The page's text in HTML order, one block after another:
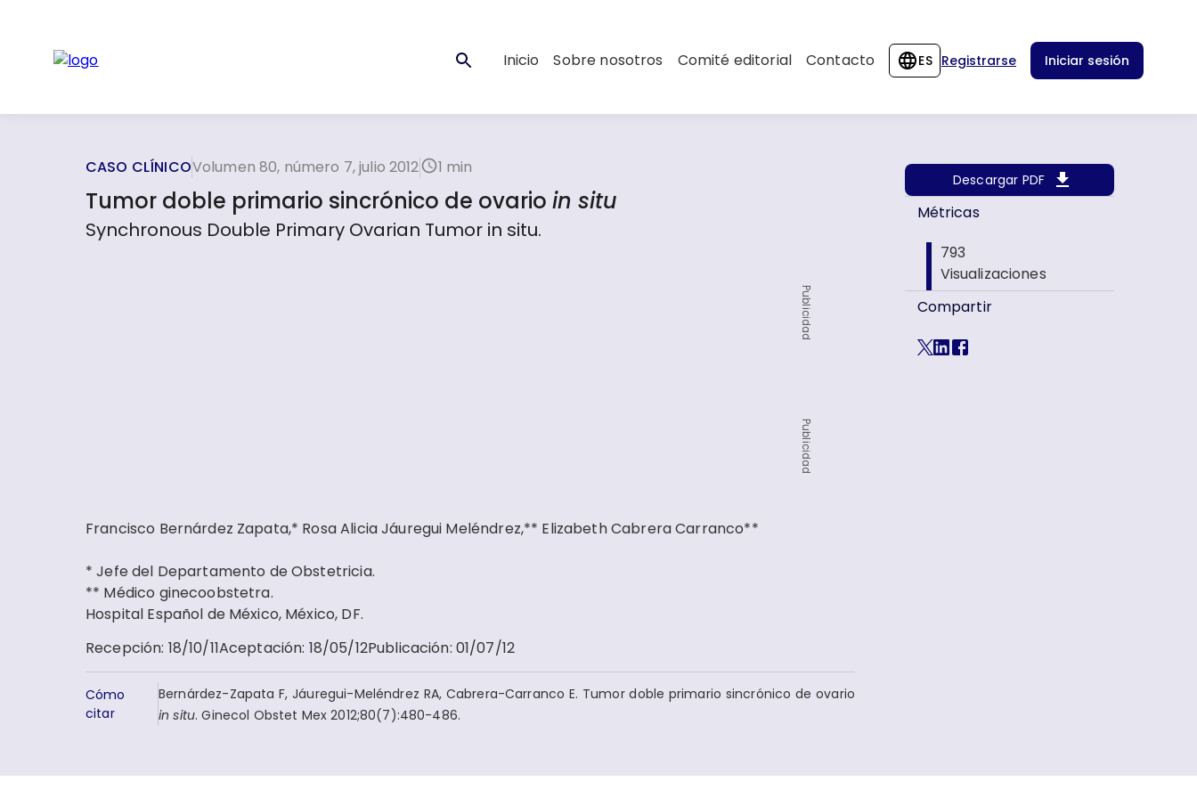
Inicio Sobre nosotros Comité editorial Contacto ES Registrarse Iniciar sesión
CASO CLÍNICOVolumen 80, número 7, julio 2012 1 min
Tumor doble primario sincrónico de ovarioin situ
Synchronous Double Primary Ovarian Tumor in situ.
Publicidad
Publicidad
Francisco Bernárdez Zapata,* Rosa Alicia Jáuregui Meléndrez,** Elizabeth Cabrera Carranco**
* Jefe del Departamento de Obstetricia.
** Médico ginecoobstetra.
Hospital Español de México, México, DF.
Recepción: 18/10/11Aceptación: 18/05/12Publicación: 01/07/12
Cómo
citar
Bernárdez-Zapata F, Jáuregui-Meléndrez RA, Cabrera-Carranco E. Tumor doble primario sincrónico de ovario
in situ. Ginecol Obstet Mex 2012;80(7):480-486.
Descargar PDF
Métricas
793
Visualizaciones
Compartir